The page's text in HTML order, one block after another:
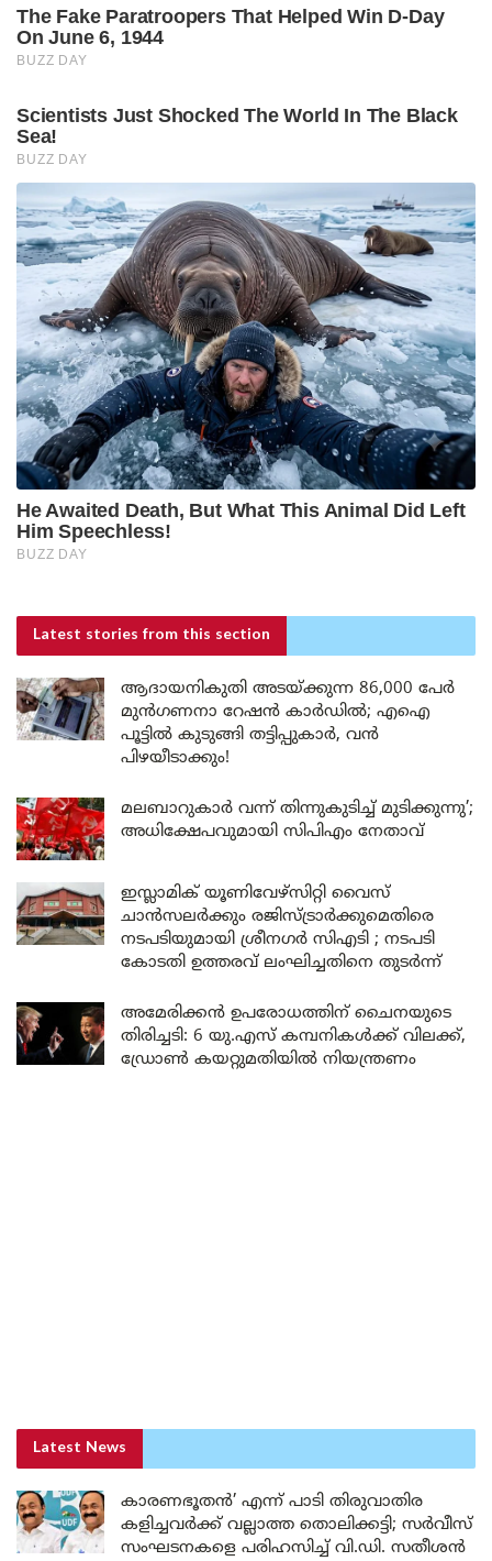
Latest stories from this section
ആദായനികുതി അടയ്ക്കുന്ന 86,000 പേർ
മുൻഗണനാ റേഷൻ കാർഡിൽ; എഐ
പൂട്ടിൽ കുടുങ്ങി തട്ടിപ്പുകാർ, വൻ
പിഴയീടാക്കും!
മലബാറുകാർ വന്ന് തിന്നുകുടിച്ച് മുടിക്കുന്നു’;
അധിക്ഷേപവുമായി സിപിഎം നേതാവ്
ഇസ്ലാമിക് യൂണിവേഴ്സിറ്റി വൈസ്
ചാൻസലർക്കും രജിസ്ട്രാർക്കുമെതിരെ
നടപടിയുമായി ശ്രീനഗർ സിഎടി ; നടപടി
കോടതി ഉത്തരവ് ലംഘിച്ചതിനെ തുടർന്ന്
അമേരിക്കൻ ഉപരോധത്തിന് ചൈനയുടെ
തിരിച്ചടി: 6 യു.എസ് കമ്പനികൾക്ക് വിലക്ക്,
ഡ്രോൺ കയറ്റുമതിയിൽ നിയന്ത്രണം
Latest News
കാരണഭൂതൻ’ എന്ന് പാടി തിരുവാതിര
കളിച്ചവർക്ക് വല്ലാത്ത തൊലിക്കട്ടി; സർവീസ്
സംഘടനകളെ പരിഹസിച്ച് വി.ഡി. സതീശൻ